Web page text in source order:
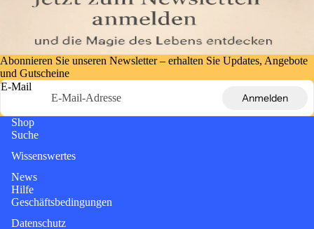
Abonnieren Sie unseren Newsletter – erhalten Sie Updates, Angebote
und Gutscheine
E-Mail
Anmelden
Shop
Suche
Wissenswertes
News
Hilfe
Geschäftsbedingungen
Datenschutz